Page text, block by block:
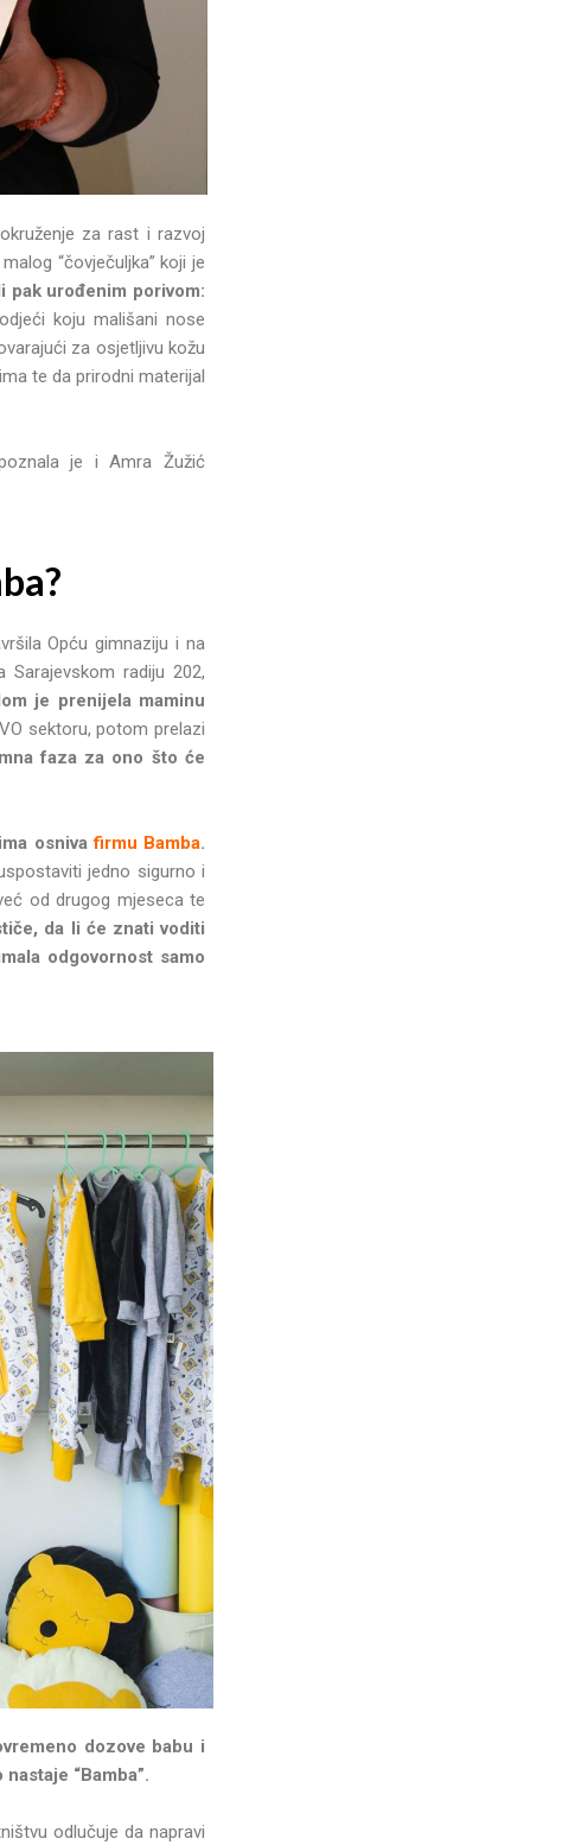
za rast i razvoj
“čovječuljka” koji je
pak urođenim porivom:
koju mališani nose
za osjetljivu kožu
te da prirodni materijal
je i Amra Žužić
Opću gimnaziju i na
radiju 202,
je prenijela maminu
sektoru, potom prelazi
faza za ono što će
osnivafirmu Bamba.
jedno sigurno i
od drugog mjeseca te
da li će znati voditi
odgovornost samo
dozove babu i
“Bamba”.
odlučuje da napravi